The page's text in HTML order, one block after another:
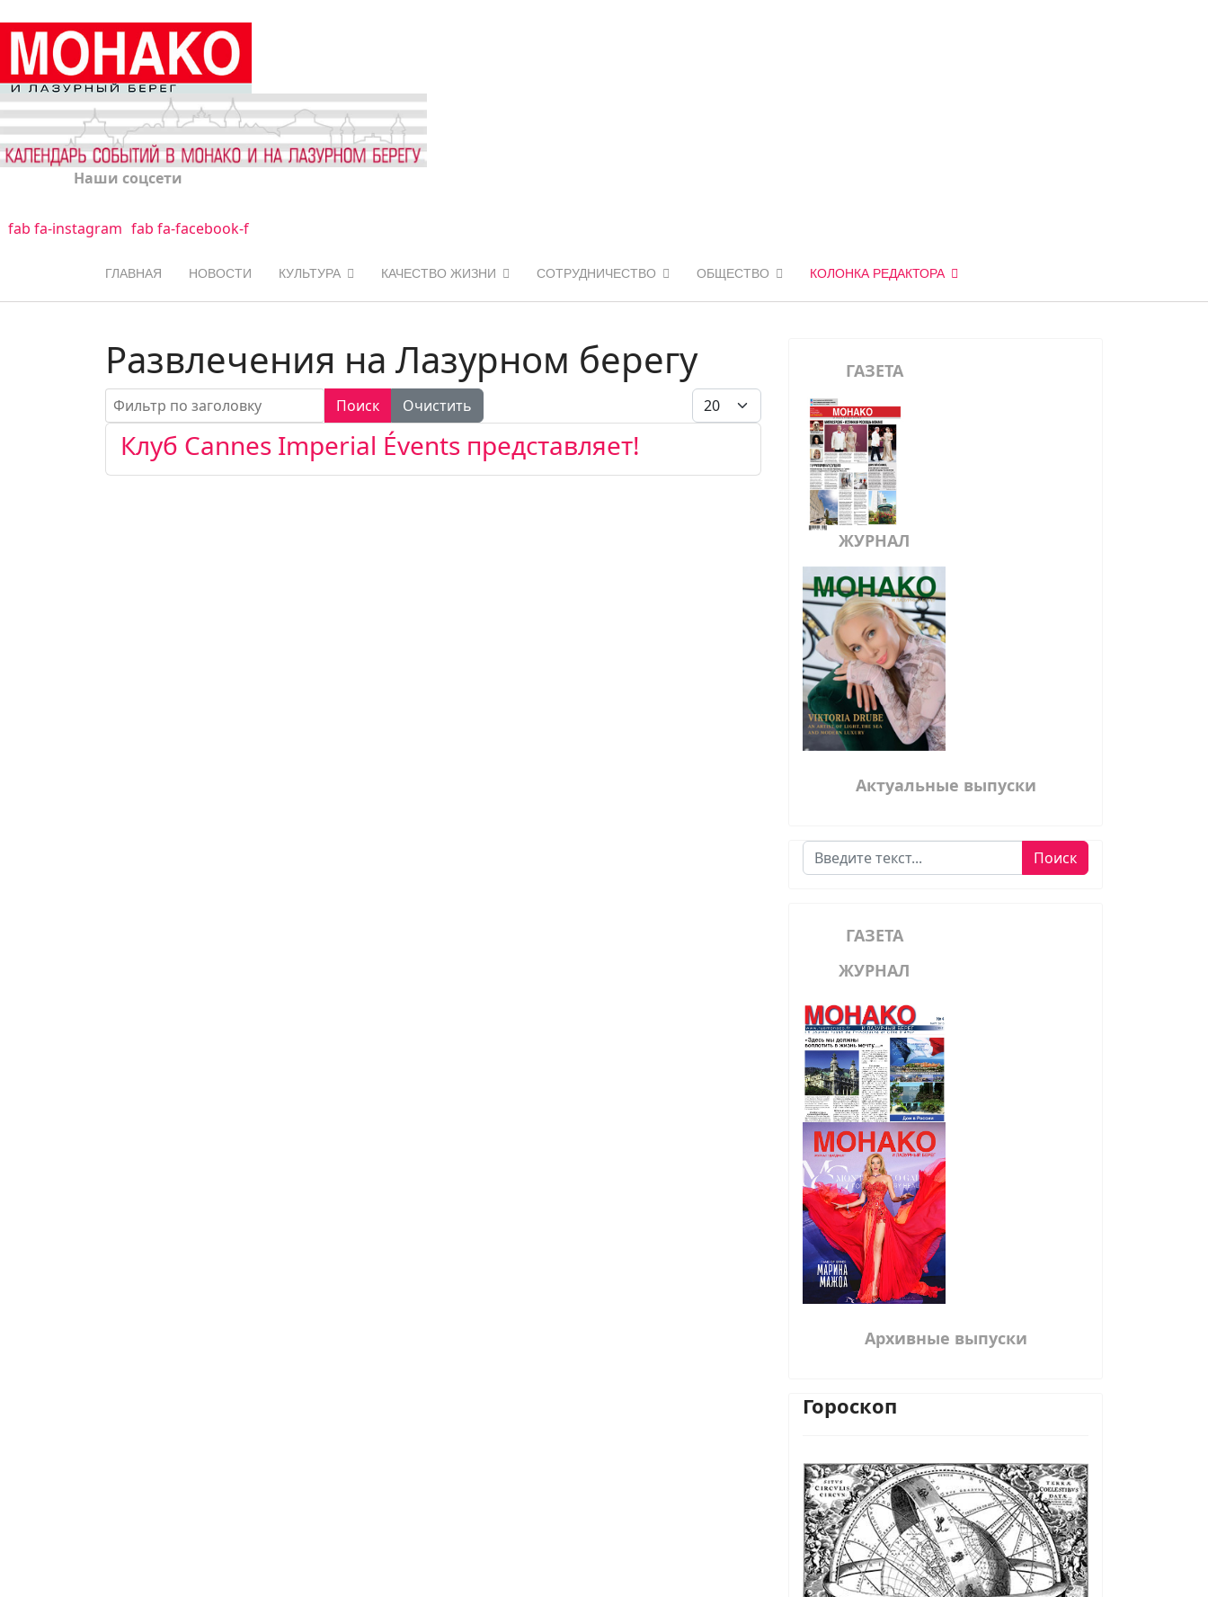
Наши соцсети
fab fa-instagram fab fa-facebook-f
ГЛАВНАЯ НОВОСТИ КУЛЬТУРА КАЧЕСТВО ЖИЗНИ СОТРУДНИЧЕСТВО ОБЩЕСТВО КОЛОНКА РЕДАКТОРА
Развлечения на Лазурном берегу
Фильтр по заголовку Поиск Очистить Кол-во строк:
Клуб Cannes Imperial Évents представляет!
ГАЗЕТА
ЖУРНАЛ
Актуальные выпуски
Поиск Поиск
ГАЗЕТА
ЖУРНАЛ
Архивные выпуски
Гороскоп